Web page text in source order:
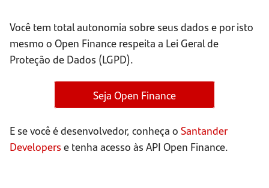
Você tem total autonomia sobre seus dados e por isto
mesmo o Open Finance respeita a Lei Geral de
Proteção de Dados (LGPD).
Seja Open Finance
E se você é desenvolvedor, conheça o Santander
Developers e tenha acesso às API Open Finance.